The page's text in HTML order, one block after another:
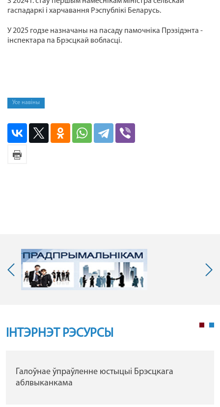
гаспадаркі і харчавання Рэспублікі Беларусь.
У 2025 годзе назначаны на пасаду памочніка Прэзідэнта -
інспектара па Брэсцкай вобласці.
Усе навіны
ІНТЭРНЭТ РЭСУРСЫ
Галоўнае ўпраўленне юстыцыі Брэсцкага
аблвыканкама